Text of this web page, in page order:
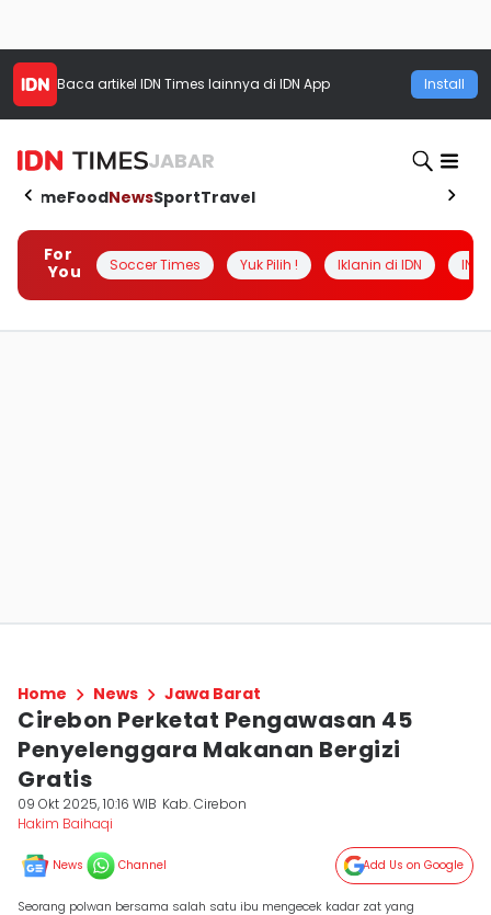
Baca artikel IDN Times lainnya di IDN App Install
JABAR
HomeFoodNewsSportTravel
For
You
Soccer Times Yuk Pilih ! Iklanin di IDN
Home News Jawa Barat
Cirebon Perketat Pengawasan 45
Penyelenggara Makanan Bergizi
Gratis
09 Okt 2025, 10:16 WIB Kab. Cirebon
Hakim Baihaqi
News Channel Add Us on Google
Seorang polwan bersama salah satu ibu mengecek kadar zat yang